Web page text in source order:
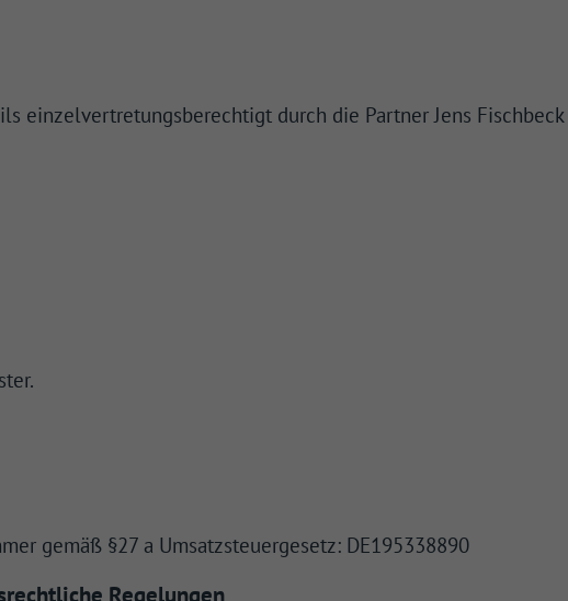
einzelvertretungsberechtigt durch die Partner Jens
gemäß §27 a Umsatzsteuergesetz: DE195338890
Regelungen